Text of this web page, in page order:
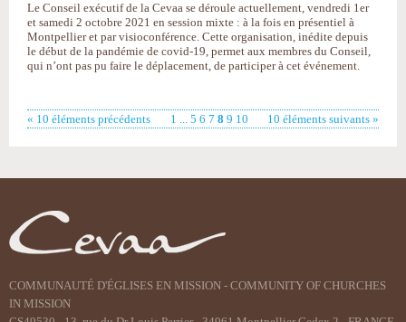
Le Conseil exécutif de la Cevaa se déroule actuellement, vendredi 1er
et samedi 2 octobre 2021 en session mixte : à la fois en présentiel à
Montpellier et par visioconférence. Cette organisation, inédite depuis
le début de la pandémie de covid-19, permet aux membres du Conseil,
qui n’ont pas pu faire le déplacement, de participer à cet événement.
« 10 éléments précédents 10 éléments suivants »
1 ... 5 6 7 8 9 10
COMMUNAUTÉ D'ÉGLISES EN MISSION - COMMUNITY OF CHURCHES
IN MISSION